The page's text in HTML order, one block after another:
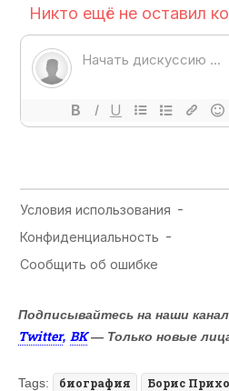
Подписывайтесь на наши
Twitter, ВК — Только новые
Tags: биография Борис